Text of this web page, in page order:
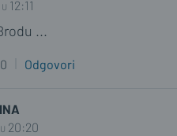
12:11
...
0 Odgovori
20:20